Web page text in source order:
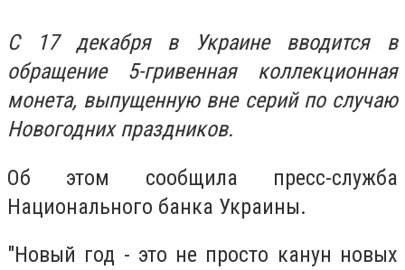
С 17 декабря в Украине вводится в
обращение 5-гривенная коллекционная
монета, выпущенную вне серий по случаю
Новогодних праздников.
Об этом сообщила пресс-служба
Национального банка Украины.
"Новый год - это не просто канун новых